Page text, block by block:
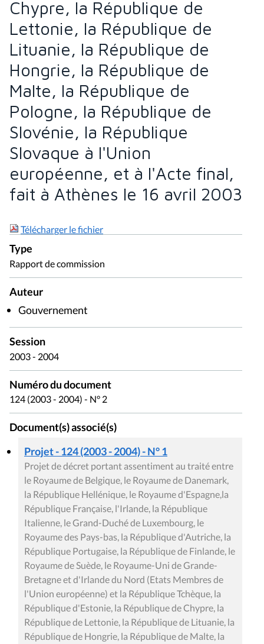
Chypre, la République de
Lettonie, la République de
Lituanie, la République de
Hongrie, la République de
Malte, la République de
Pologne, la République de
Slovénie, la République
Slovaque à l'Union
européenne, et à l'Acte final,
fait à Athènes le 16 avril 2003
Télécharger le fichier
Type
Rapport de commission
Auteur
Gouvernement
Session
2003 - 2004
Numéro du document
124 (2003 - 2004) - N° 2
Document(s) associé(s)
Projet - 124 (2003 - 2004) - N° 1
Projet de décret portant assentiment au traité entre
le Royaume de Belgique, le Royaume de Danemark,
la République Hellénique, le Royaume d'Espagne,la
République Française, l'Irlande, la République
Italienne, le Grand-Duché de Luxembourg, le
Royaume des Pays-bas, la République d'Autriche, la
République Portugaise, la République de Finlande, le
Royaume de Suède, le Royaume-Uni de Grande-
Bretagne et d'Irlande du Nord (Etats Membres de
l'Union européenne) et la République Tchèque, la
République d'Estonie, la République de Chypre, la
République de Lettonie, la République de Lituanie, la
République de Hongrie, la République de Malte, la